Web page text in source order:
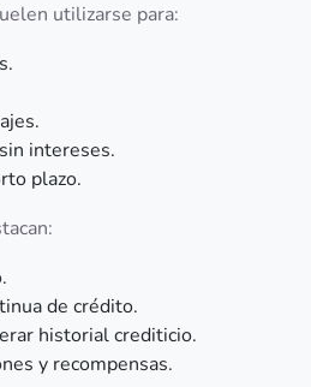
utilizarse para:
intereses.
plazo.
de crédito.
historial crediticio.
y recompensas.